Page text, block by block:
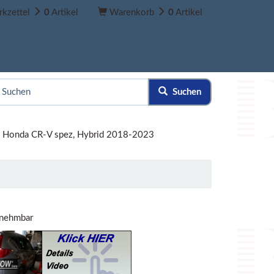
0 Artikel Warenkorb 0 Artikel
Suchen
Honda CR-V spez, Hybrid 2018-2023